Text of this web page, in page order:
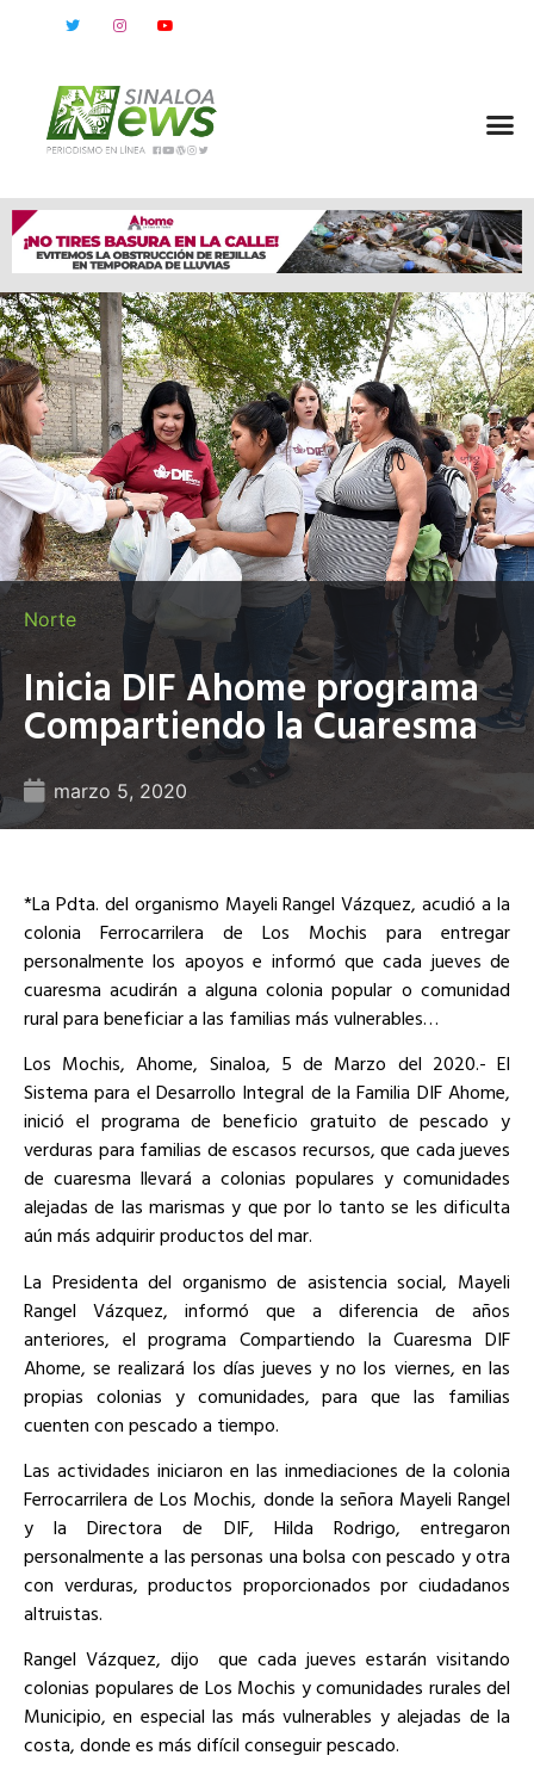
Norte
Inicia DIF Ahome programa
Compartiendo la Cuaresma
marzo 5, 2020
*La Pdta. del organismo Mayeli Rangel Vázquez, acudió a la
colonia Ferrocarrilera de Los Mochis para entregar
personalmente los apoyos e informó que cada jueves de
cuaresma acudirán a alguna colonia popular o comunidad
rural para beneficiar a las familias más vulnerables…
Los Mochis, Ahome, Sinaloa, 5 de Marzo del 2020.- El
Sistema para el Desarrollo Integral de la Familia DIF Ahome,
inició el programa de beneficio gratuito de pescado y
verduras para familias de escasos recursos, que cada jueves
de cuaresma llevará a colonias populares y comunidades
alejadas de las marismas y que por lo tanto se les dificulta
aún más adquirir productos del mar.
La Presidenta del organismo de asistencia social, Mayeli
Rangel Vázquez, informó que a diferencia de años
anteriores, el programa Compartiendo la Cuaresma DIF
Ahome, se realizará los días jueves y no los viernes, en las
propias colonias y comunidades, para que las familias
cuenten con pescado a tiempo.
Las actividades iniciaron en las inmediaciones de la colonia
Ferrocarrilera de Los Mochis, donde la señora Mayeli Rangel
y la Directora de DIF, Hilda Rodrigo, entregaron
personalmente a las personas una bolsa con pescado y otra
con verduras, productos proporcionados por ciudadanos
altruistas.
Rangel Vázquez, dijo
que cada jueves estarán visitando
colonias populares de Los Mochis y comunidades rurales del
Municipio, en especial las más vulnerables y alejadas de la
costa, donde es más difícil conseguir pescado.